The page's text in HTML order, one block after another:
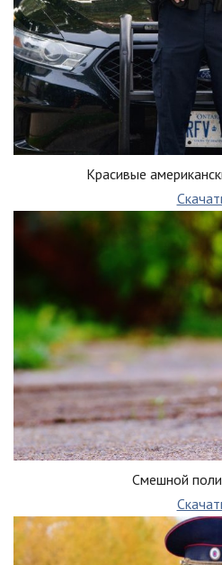
Красивые
Смешной